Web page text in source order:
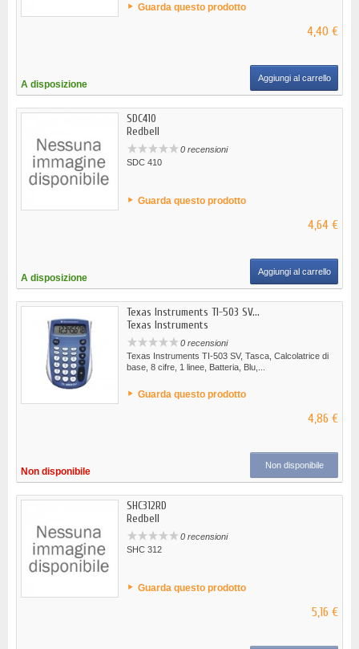
Guarda questo prodotto
4,40 €
A disposizione
Aggiungi al carrello
SDC410
Redbell
0 recensioni
SDC 410
Guarda questo prodotto
4,64 €
A disposizione
Aggiungi al carrello
Texas Instruments TI-503 SV...
Texas Instruments
0 recensioni
Texas Instruments TI-503 SV, Tasca, Calcolatrice di
base, 8 cifre, 1 linee, Batteria, Blu,...
Guarda questo prodotto
4,86 €
Non disponibile
Non disponibile
SHC312RD
Redbell
0 recensioni
SHC 312
Guarda questo prodotto
5,16 €